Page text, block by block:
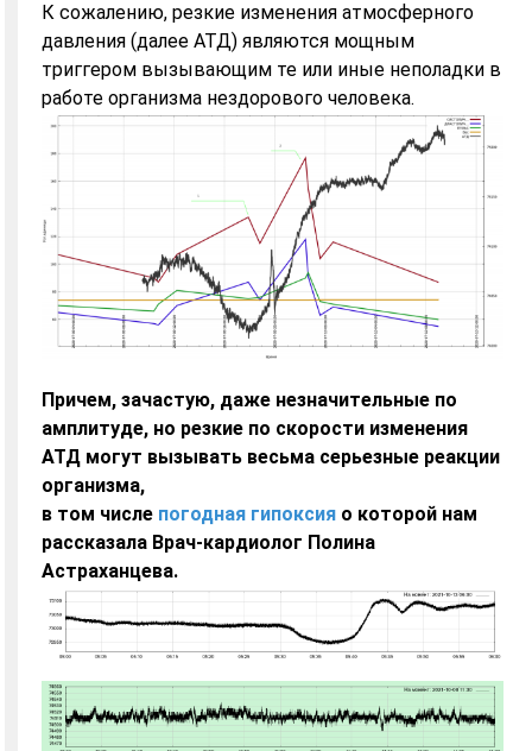
К сожалению, резкие изменения атмосферного
давления (далее АТД) являются мощным
триггером вызывающим те или иные неполадки в
работе организма нездорового человека.
Причем, зачастую, даже незначительные по
амплитуде, но резкие по скорости изменения
АТД могут вызывать весьма серьезные реакции
организма,
в том числе погодная гипоксия о которой нам
рассказала Врач-кардиолог Полина
Астраханцева.